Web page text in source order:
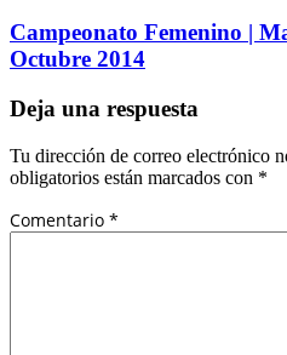
Campeonato Femenino |
Octubre 2014
Deja una respuesta
Tu dirección de correo electrónico
obligatorios están marcados con *
Comentario *